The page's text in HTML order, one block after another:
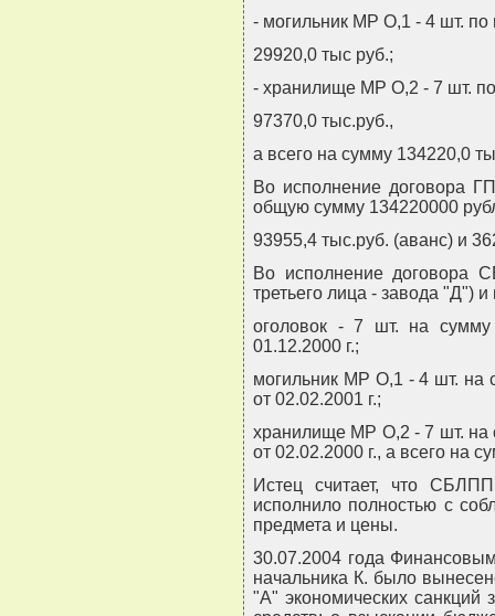
- могильник МР О,1 - 4 шт.
29920,0 тыс руб.;
- хранилище МР О,2 - 7 шт.
97370,0 тыс.руб.,
а всего на сумму 134220,0
Во исполнение договора
общую сумму 134220000
93955,4 тыс.руб. (аванс) и
Во исполнение договора
третьего лица - завода "Д")
оголовок - 7 шт. на
01.12.2000 г.;
могильник МР О,1 - 4 шт. на
от 02.02.2001 г.;
хранилище МР О,2 - 7 шт. на
от 02.02.2000 г., а всего на
Истец считает, что
исполнило полностью с
предмета и цены.
30.07.2004 года
начальника К. было
"А" экономических санкций